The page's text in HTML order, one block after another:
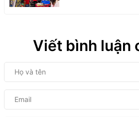
Viết bình luận